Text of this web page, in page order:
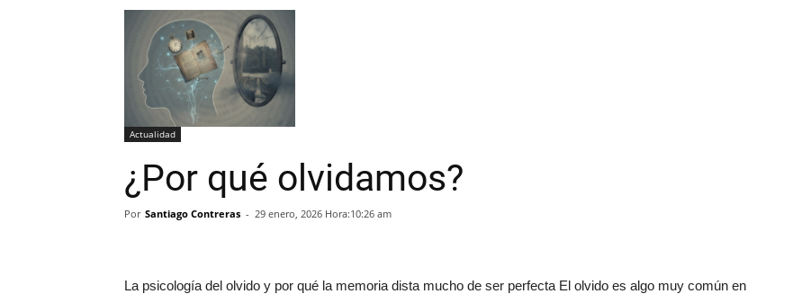
Actualidad
¿Por qué olvidamos?
Por Santiago Contreras - 29 enero, 2026 Hora:10:26 am
La psicología del olvido y por qué la memoria dista mucho de ser perfecta El olvido es algo muy común en